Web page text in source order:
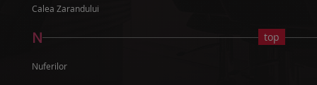
Calea Zarandului
top
N
Nuferilor